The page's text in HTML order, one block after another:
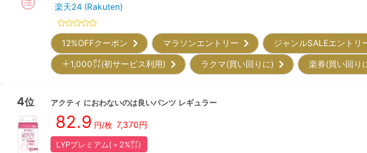
楽天24 (Rakuten)
12%OFFクーポン マラソンエントリー ジャンルSALEエント
＋1,000㌽(初サービス利用)
ラクマ(買い回りに) 楽券(買い回
4位 アクティ におわないのは良いパンツ レギュラー
82.9 円/枚 7,370円
LYPプレミアム(＋2%㌽)